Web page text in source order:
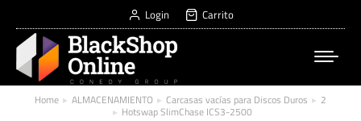
Login Carrito
You are here:
Home ALMACENAMIENTO Carcasas vacías para Discos Duros 2
Hotswap SlimChase ICS3-2500